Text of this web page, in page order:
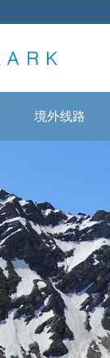
境外线路